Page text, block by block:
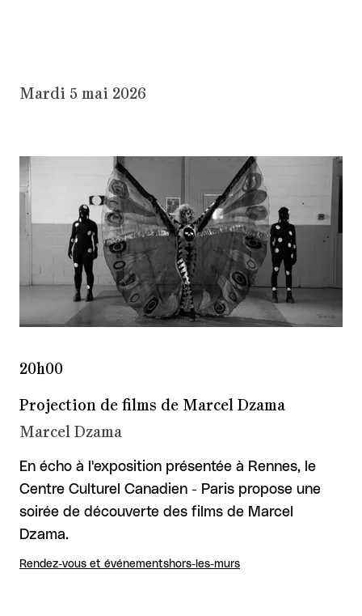
Mardi 5 mai 2026
Projection de films de Marcel Dzama
Marcel Dzama
20h00
En écho à l'exposition présentée à Rennes, le
Centre Culturel Canadien - Paris propose une
soirée de découverte des films de Marcel
Dzama.
Rendez-vous et événementshors-les-murs